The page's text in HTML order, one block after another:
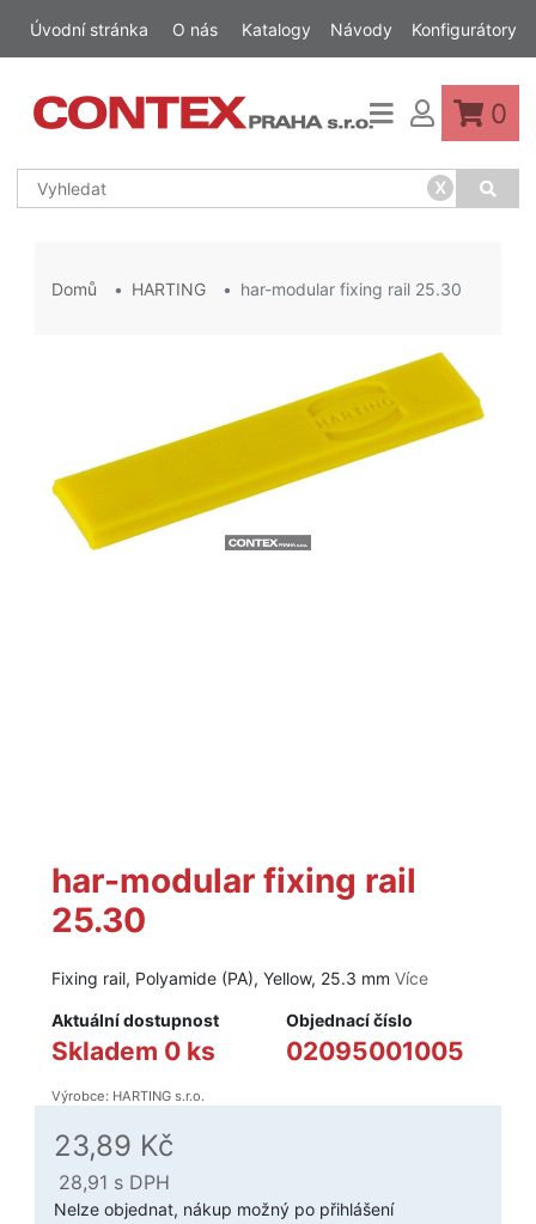
Úvodní stránka O nás Katalogy Návody Konfigurátory
x
0
Domů HARTING har-modular fixing rail 25.30
har-modular fixing rail
25.30
Fixing rail, Polyamide (PA), Yellow, 25.3 mm Více
Aktuální dostupnost
Skladem 0 ks
Objednací číslo
02095001005
Výrobce: HARTING s.r.o.
23,89 Kč
28,91 s DPH
Nelze objednat, nákup možný po přihlášení